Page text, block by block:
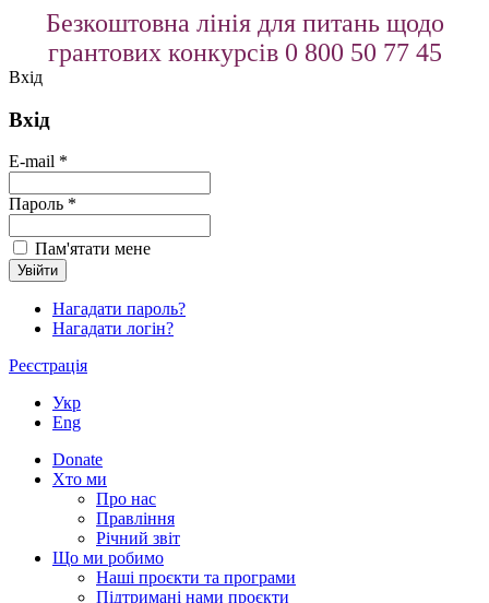
Безкоштовна лінія для питань щодо
грантових конкурсів 0 800 50 77 45
Вхід
Вхід
E-mail *
Пароль *
Пам'ятати мене
Нагадати пароль?
Нагадати логін?
Реєстрація
Укр
Eng
Donate
Хто ми
Про нас
Правління
Річний звіт
Що ми робимо
Наші проєкти та програми
Підтримані нами проєкти